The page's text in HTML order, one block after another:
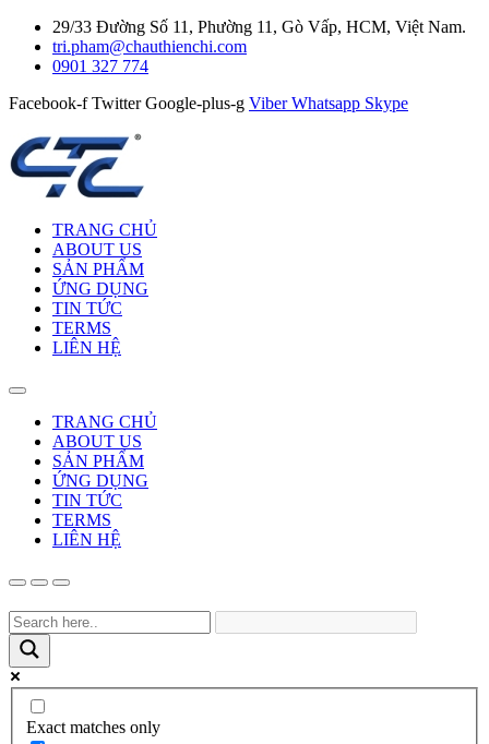
29/33 Đường Số 11, Phường 11, Gò Vấp, HCM, Việt Nam.
tri.pham@chauthienchi.com
0901 327 774
Facebook-f Twitter Google-plus-g Viber Whatsapp Skype
TRANG CHỦ
ABOUT US
SẢN PHẨM
ỨNG DỤNG
TIN TỨC
TERMS
LIÊN HỆ
TRANG CHỦ
ABOUT US
SẢN PHẨM
ỨNG DỤNG
TIN TỨC
TERMS
LIÊN HỆ
Exact matches only